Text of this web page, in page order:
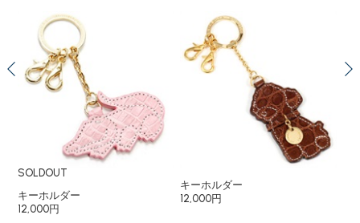
SOLDOUT
キーホルダー
12,000円
キーホルダー
12,000円